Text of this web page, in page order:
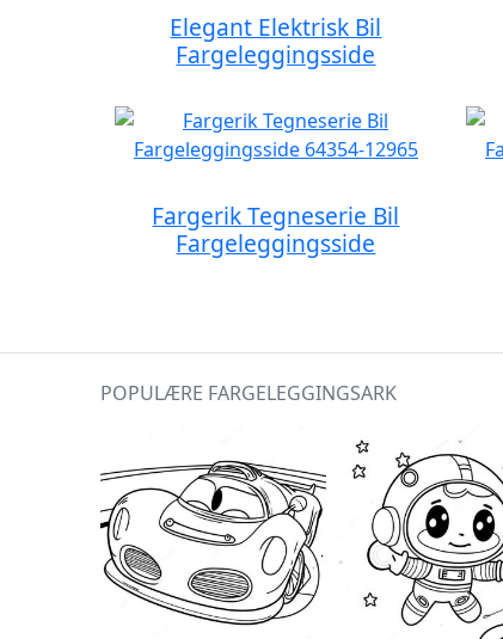
Elegant Elektrisk Bil
Fargeleggingsside
Fargerik Tegneserie Bil
Fargeleggingsside
POPULÆRE FARGELEGGINGSARK